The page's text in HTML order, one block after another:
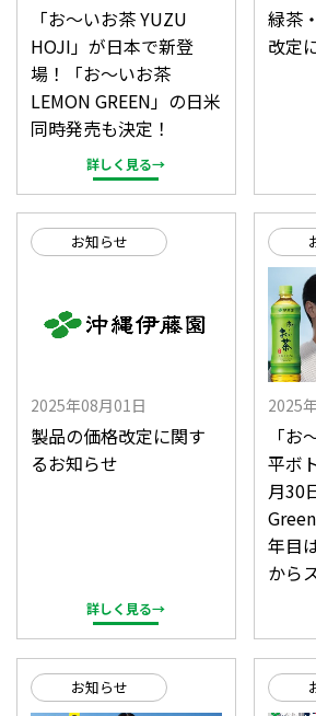
「お～いお茶 YUZU
HOJI」が日本で新登
場！「お～いお茶
LEMON GREEN」の日米
同時発売も決定！
詳しく見る→
緑茶
改定
お知らせ
2025年08月01日
製品の価格改定に関す
るお知らせ
詳しく見る→
2025
「
平ボ
月30
年目
から
お知らせ